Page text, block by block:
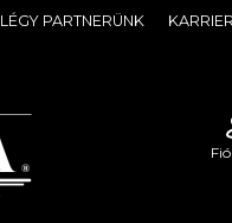
LÉGY PARTNERÜNK KARRIER